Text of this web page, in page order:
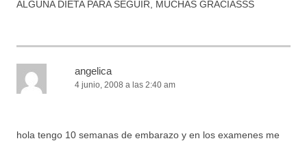
ALGUNA DIETA PARA SEGUIR, MUCHAS GRACIASSS
angelica
4 junio, 2008 a las 2:40 am
hola tengo 10 semanas de embarazo y en los examenes me